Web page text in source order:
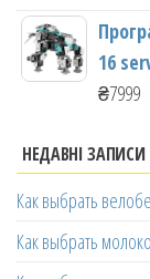
16
₴7999
НЕДАВНІ ЗАПИСИ
Как выбрать
Как выбрать